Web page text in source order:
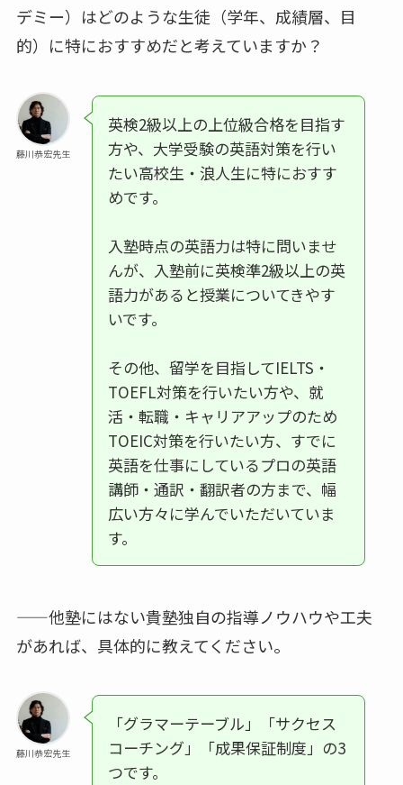
デミー）はどのような生徒（学年、成績層、目
的）に特におすすめだと考えていますか？
藤川恭宏先生
英検2級以上の上位級合格を目指す
方や、大学受験の英語対策を行い
たい高校生・浪人生に特におすす
めです。
入塾時点の英語力は特に問いませ
んが、入塾前に英検準2級以上の英
語力があると授業についてきやす
いです。
その他、留学を目指してIELTS・
TOEFL対策を行いたい方や、就
活・転職・キャリアアップのため
TOEIC対策を行いたい方、すでに
英語を仕事にしているプロの英語
講師・通訳・翻訳者の方まで、幅
広い方々に学んでいただいていま
す。
——他塾にはない貴塾独自の指導ノウハウや工夫
があれば、具体的に教えてください。
藤川恭宏先生
「グラマーテーブル」「サクセス
コーチング」「成果保証制度」の3
つです。